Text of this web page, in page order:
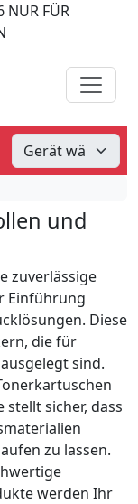
NUR FÜR
und
zuverlässige
Einführung
Diese
die für
sind.
stellt sicher, dass
zu lassen.
werden Ihr